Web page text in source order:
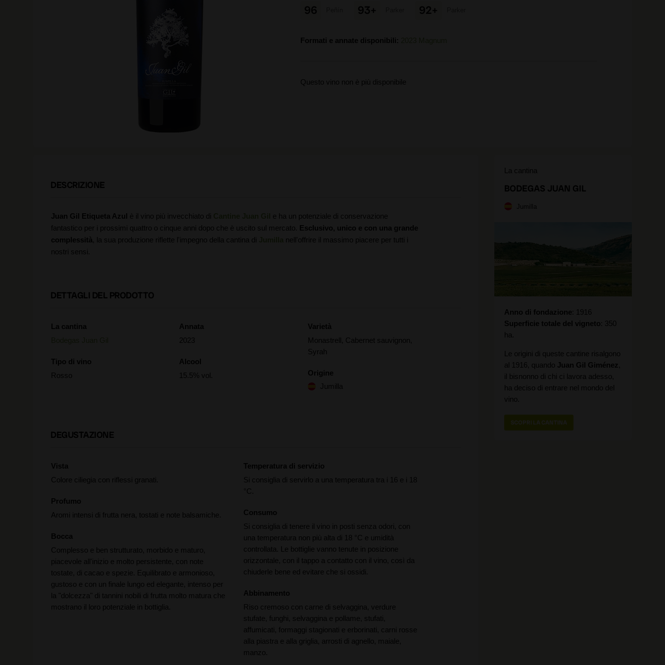
96 93+ 92+
Formati e annate disponibili:
Questo vino non è più disponibile
DESCRIZIONE
Juan Gil Etiqueta Azul è il vino più invecchiato di
e ha un potenziale di conservazione
fantastico per i prossimi quattro o cinque anni dopo che è uscito sul mercato. Esclusivo, unico e con una grande
complessità , la sua produzione riflette l'impegno della cantina di
nell'offrire il massimo piacere per tutti i
nostri sensi.
DETTAGLI DEL PRODOTTO
La cantina
Tipo di vino
Rosso
Annata
2023
Alcool
15.5% vol.
Varietà
Monastrell, Cabernet sauvignon,
Syrah
Origine
Jumilla
DEGUSTAZIONE
Vista
Colore ciliegia con riflessi granati.
Profumo
Aromi intensi di frutta nera, tostati e note balsamiche.
Bocca
Complesso e ben strutturato, morbido e maturo,
piacevole all'inizio e molto persistente, con note
tostate, di cacao e spezie. Equilibrato e armonioso,
gustoso e con un finale lungo ed elegante, intenso per
la "dolcezza" di tannini nobili di frutta molto matura che
mostrano il loro potenziale in bottiglia.
Temperatura di servizio
Si consiglia di servirlo a una temperatura tra i 16 e i 18
°C.
Consumo
Si consiglia di tenere il vino in posti senza odori, con
una temperatura non più alta di 18 °C e umidità
controllata. Le bottiglie vanno tenute in posizione
orizzontale, con il tappo a contatto con il vino, così da
chiuderle bene ed evitare che si ossidi.
Abbinamento
Riso cremoso con carne di selvaggina, verdure
stufate, funghi, selvaggina e pollame, stufati,
affumicati, formaggi stagionati e erborinati, carni rosse
alla piastra e alla griglia, arrosti di agnello, maiale,
manzo.
La cantina
BODEGAS JUAN GIL
Jumilla
Anno di fondazione
1916
Superficie totale del vigneto
350
ha.
Le origini di queste cantine risalgono
al 1916, quando Juan Gil Giménez
il bisnonno di chi ci lavora adesso,
ha deciso di entrare nel mondo del
vino.
SCOPRI LA CANTINA